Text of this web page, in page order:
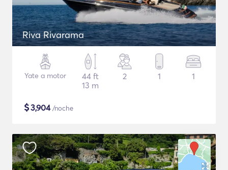
Riva Rivarama
Yate a motor
44 ft
13 m
2 1 1
$3,904/noche